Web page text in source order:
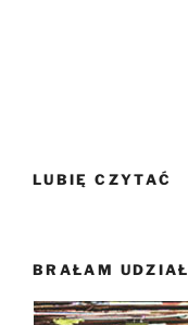
LUBIĘ CZYTAĆ
BRAŁAM UDZIAŁ